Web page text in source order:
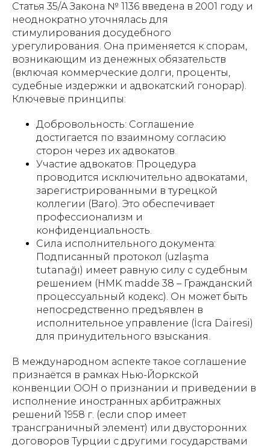
Статья 35/A Закона № 1136 введена в 2001 году и
неоднократно уточнялась для
стимулирования досудебного
урегулирования. Она применяется к спорам,
возникающим из денежных обязательств
(включая коммерческие долги, проценты,
судебные издержки и адвокатский гонорар).
Ключевые принципы:
Добровольность: Соглашение
достигается по взаимному согласию
сторон через их адвокатов.
Участие адвокатов: Процедура
проводится исключительно адвокатами,
зарегистрированными в турецкой
коллегии (Baro). Это обеспечивает
профессионализм и
конфиденциальность.
Сила исполнительного документа:
Подписанный протокол (uzlaşma
tutanağı) имеет равную силу с судебным
решением (HMK madde 38 – Гражданский
процессуальный кодекс). Он может быть
непосредственно предъявлен в
исполнительное управление (İcra Dairesi)
для принудительного взыскания.
В международном аспекте такое соглашение
признаётся в рамках Нью-Йоркской
конвенции ООН о признании и приведении в
исполнение иностранных арбитражных
решений 1958 г. (если спор имеет
трансграничный элемент) или двусторонних
договоров Турции с другими государствами